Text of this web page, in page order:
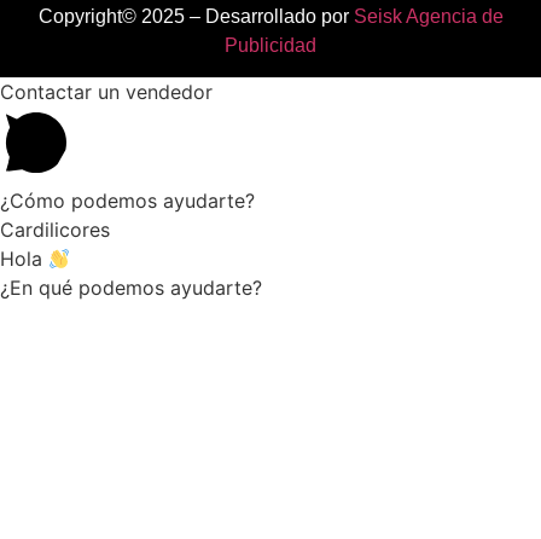
Copyright© 2025 – Desarrollado por Seisk Agencia de
Publicidad
Contactar un vendedor
¿Cómo podemos ayudarte?
Cardilicores
Hola
¿En qué podemos ayudarte?